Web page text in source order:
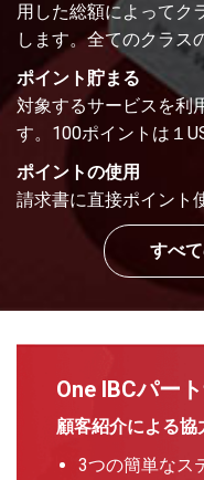
用した総額によってク
します。全てのクラス
ポイント貯まる
対象するサービスを利
す。100ポイントは１
ポイントの使用
請求書に直接ポイント
すべ
One IBCパー
顧客紹介による協
3つの簡単なス